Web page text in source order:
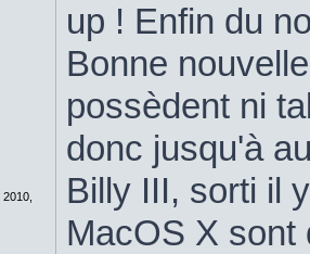
up ! Enfin du
Bonne
possèdent ni
donc jusqu'à
Billy III, sorti il
MacOS X sont